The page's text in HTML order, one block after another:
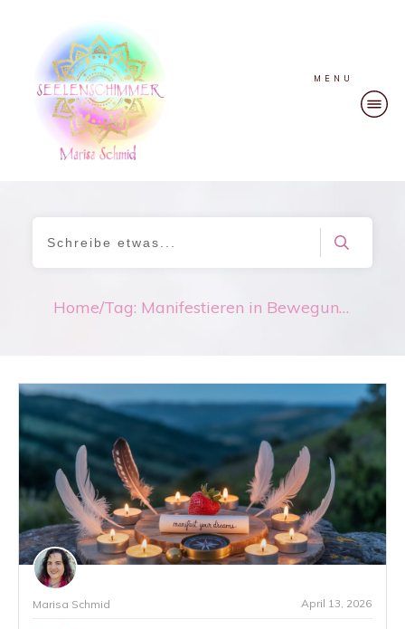
MENU
Home/ Tag: Manifestieren in Bewegung bringen
Marisa Schmid April 13, 2026